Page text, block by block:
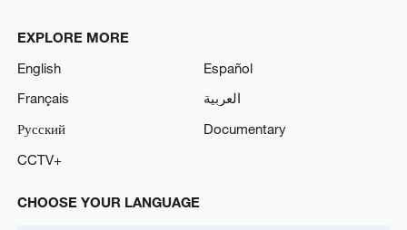
EXPLORE MORE
English
Español
Français
العربية
Русский
Documentary
CCTV+
CHOOSE YOUR LANGUAGE